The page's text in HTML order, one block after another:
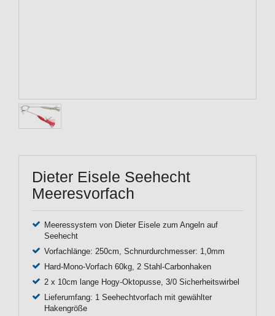
Dieter Eisele Seehecht
Meeresvorfach
Meeressystem von Dieter Eisele zum Angeln auf
Seehecht
Vorfachlänge: 250cm, Schnurdurchmesser: 1,0mm
Hard-Mono-Vorfach 60kg, 2 Stahl-Carbonhaken
2 x 10cm lange Hogy-Oktopusse, 3/0 Sicherheitswirbel
Lieferumfang: 1 Seehechtvorfach mit gewählter
Hakengröße